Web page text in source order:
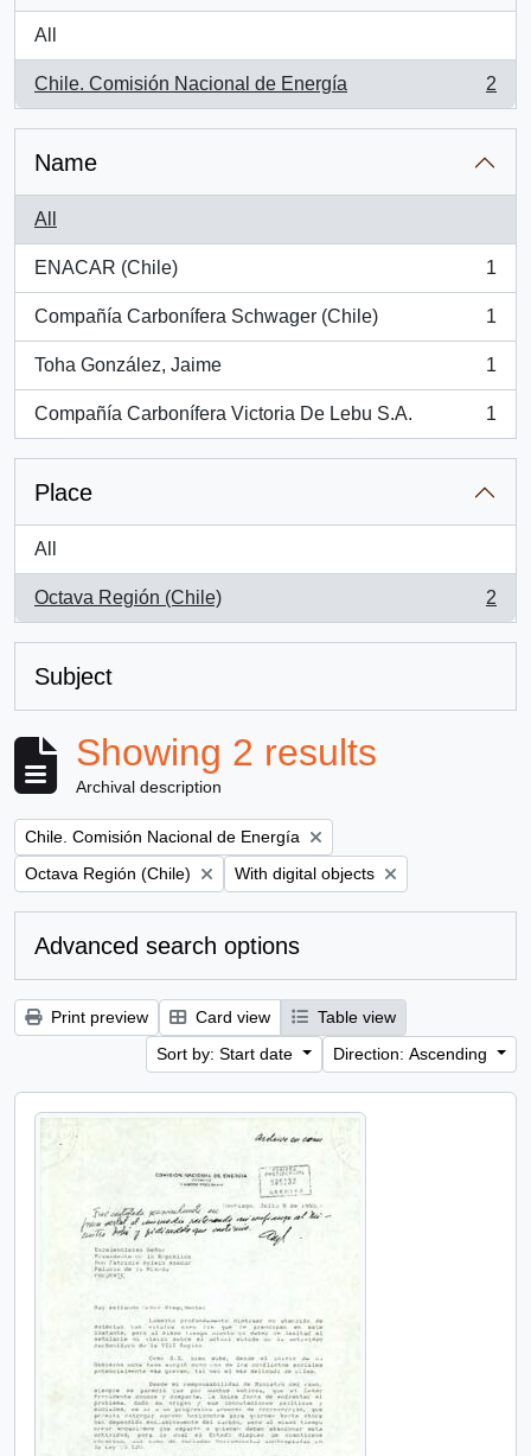
All
Chile. Comisión Nacional de Energía
, 2 results
2
Name
All
ENACAR (Chile)
, 1 results
1
Compañía Carbonífera Schwager (Chile)
, 1 results
1
Toha González, Jaime
, 1 results
1
Compañía Carbonífera Victoria De Lebu S.A.
, 1 results
1
Place
All
Octava Región (Chile)
, 2 results
2
Subject
Showing 2 results
Archival description
Remove filter:
Chile. Comisión Nacional de Energía
Remove filter:
Octava Región (Chile) Remove filter:
With digital objects
Advanced search options
Print preview Card view
Table view
Sort by: Start date
Direction: Ascending